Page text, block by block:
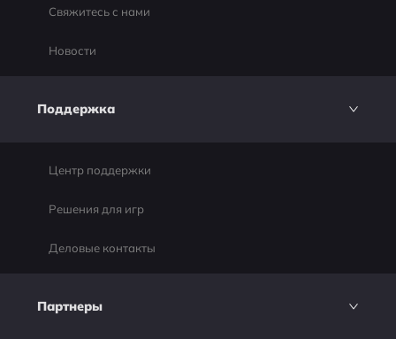
Свяжитесь с нами
Новости
Поддержка
Центр поддержки
Решения для игр
Деловые контакты
Партнеры